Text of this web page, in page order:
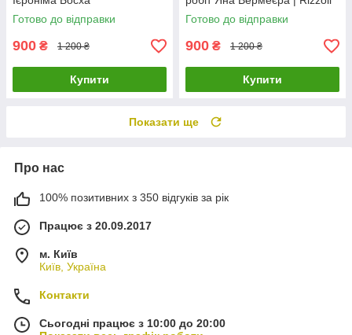
нідерландського художника
Готово до відправки
900 ₴ 1 200 ₴
Купити
Готово до відправки
900 ₴ 1 200 ₴
Купити
Показати ще
Про нас
100% позитивних з 350 відгуків за рік
Працює з 20.09.2017
м. Київ
Київ, Україна
Контакти
Сьогодні працює з 10:00 до 20:00